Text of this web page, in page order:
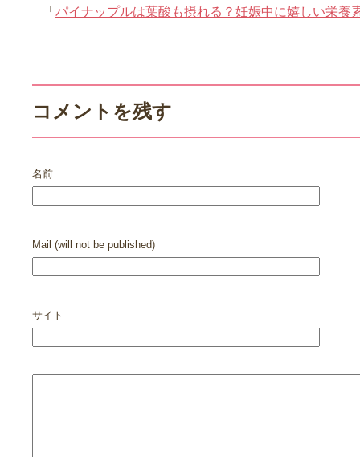
「 パイナップルは葉酸も摂れる？妊娠中に嬉しい栄養
コメントを残す
名前
Mail (will not be published)
サイト